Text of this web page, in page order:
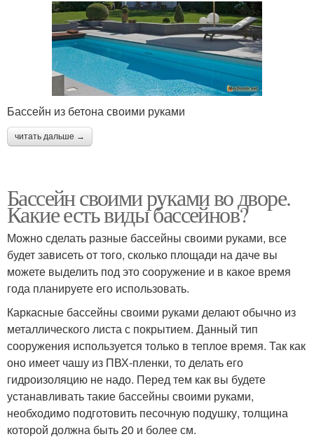
Бассейн из бетона своими руками
читать дальше →
Бассейн своими руками во дворе.
Какие есть виды бассейнов?
Можно сделать разные бассейны своими руками, все
будет зависеть от того, сколько площади на даче вы
можете выделить под это сооружение и в какое время
года планируете его использовать.
Каркасные бассейны своими руками делают обычно из
металлического листа с покрытием. Данный тип
сооружения используется только в теплое время. Так как
оно имеет чашу из ПВХ-пленки, то делать его
гидроизоляцию не надо. Перед тем как вы будете
устанавливать такие бассейны своими руками,
необходимо подготовить песочную подушку, толщина
которой должна быть 20 и более см.